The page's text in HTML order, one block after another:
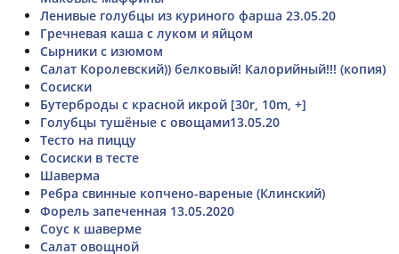
Ленивые голубцы из куриного фарша 23.05.20
Гречневая каша с луком и яйцом
Сырники с изюмом
Салат Королевский)) белковый! Калорийный!!! (копия)
Сосиски
Бутерброды с красной икрой [30r, 10m, +]
Голубцы тушёные с овощами13.05.20
Тесто на пиццу
Сосиски в тесте
Шаверма
Ребра свинные копчено-вареные (Клинский)
Форель запеченная 13.05.2020
Соус к шаверме
Салат овощной